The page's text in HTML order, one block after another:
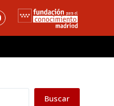
Buscar